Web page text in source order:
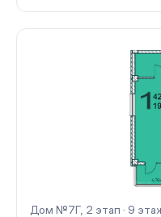
Дом №7Г, 2 этап · 9